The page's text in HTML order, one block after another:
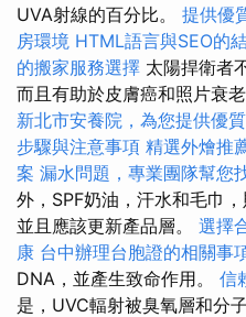
UVA射線的百分比。 提供優
房環境 HTML語言與SEO的
的搬家服務選擇 太陽捍衛者
而且有助於皮膚癌和照片衰
新北市安養院，為您提供優
步驟與注意事項 精選外燴推
案 漏水問題，專業團隊幫您
外，SPF奶油，汗水和毛巾
並且應該更新產品層。 選擇
康 台中辦理台胞證的相關事
DNA，並產生致命作用。 信
是，UVC輻射被臭氧層和分